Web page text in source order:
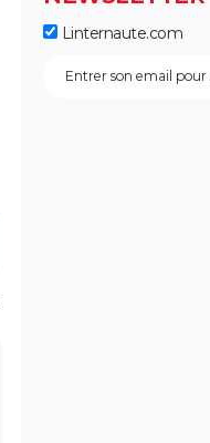
Linternaute.com